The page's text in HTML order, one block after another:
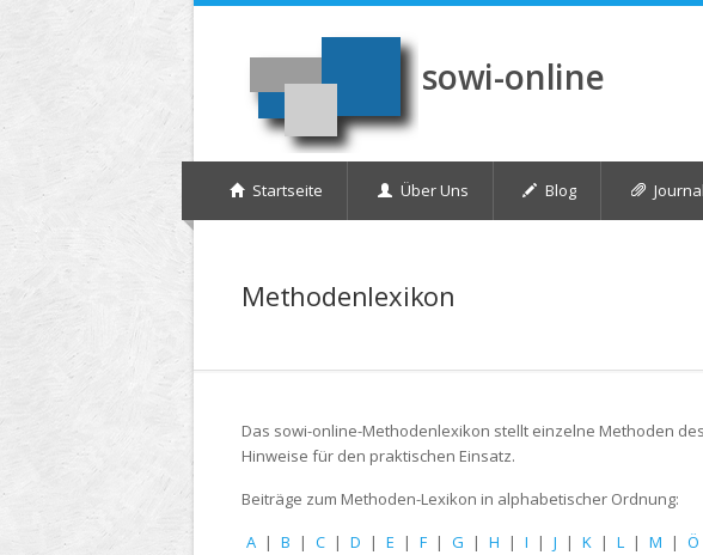
Direkt zum Inhalt
sowi-online
Startseite Über Uns Blog Journal
Methodenlexikon
Das sowi-online-Methodenlexikon stellt einzelne Methoden
Hinweise für den praktischen Einsatz.
Beiträge zum Methoden-Lexikon in alphabetischer Ordnung:
A | B | C | D | E | F | G | H | I | J | K | L | M | Ö